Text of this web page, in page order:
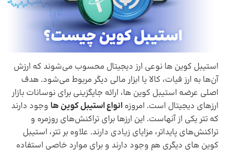
استیبل کوین ها نوعی ارز دیجیتال محسوب می‌شوند که ارزش
آن‌ها به ارز فیات، کالا یا ابزار مالی دیگر مربوط می‌شود. هدف
اصلی عرضه استیبل کوین ها، ارائه جایگزینی برای نوسانات بازار
ارزهای دیجیتال است. امروزه انواع استیبل کوین ها وجود دارند
که تتر یکی از آنهاست. این ارزها برای تراکنش‌های روزمره و
تراکنش‌های پایداتر، مزایای زیادی دارند. علاوه بر تتر، استیبل
کوین های دیگری هم وجود دارند و برای موارد خاصی استفاده